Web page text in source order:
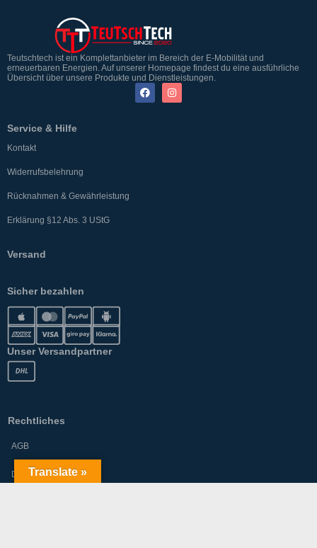
Teutschtech ist ein Komplettanbieter im Bereich der E-Mobilität und
erneuerbaren Energien. Auf unserer Homepage findest du eine ausführliche
Übersicht über unsere Produkte und Dienstleistungen.
Service & Hilfe
Kontakt
Widerrufsbelehrung
Rücknahmen & Gewährleistung
Erklärung §12 Abs. 3 UStG
Versand
Sicher bezahlen
Unser Versandpartner
Rechtliches
AGB
Datenschutz
Translate »